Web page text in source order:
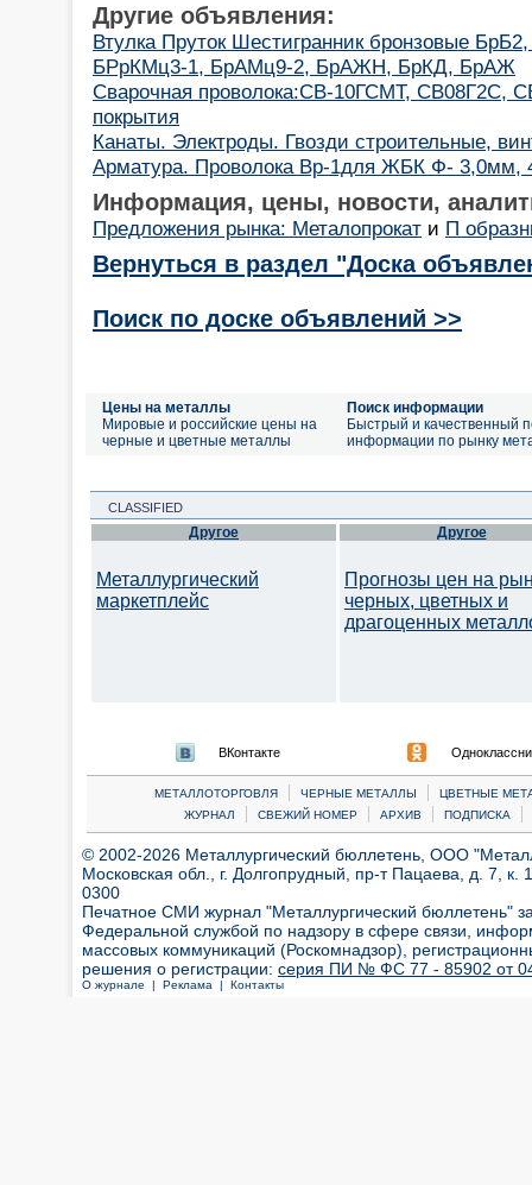
Другие объявления:
Втулка Пруток Шестигранник бронзовые
БРрКМц3-1, БрАМц9-2, БрАЖН, БрКД, БрАЖ
Cварочная проволока:СВ-10ГСМТ, СВ08Г2С,
покрытия
Канаты. Электроды. Гвозди строительные,
Арматура. Проволока Вр-1для ЖБК Ф-
Информация, цены, новости,
Предложения рынка: Металопрокат и П
Вернуться в раздел "Доска
Поиск по доске объявлений >>
Цены на металлы
Мировые и российские цены на
черные и цветные металлы
Поиск информации
Быстрый и качественный
информации по рынку
CLASSIFIED
Другое
Металлургический
маркетплейс
Другое
Прогнозы цен на
черных, цветных и
драгоценных
ВКонтакте
МЕТАЛЛОТОРГОВЛЯ | ЧЕРНЫЕ МЕТАЛЛЫ |
ЦВЕТНЫЕ
ЖУРНАЛ
| СВЕЖИЙ НОМЕР | АРХИВ | ПОДПИСКА |
© 2002-2026 Металлургический бюллетень, ООО
Московская обл., г. Долгопрудный, пр-т Пацаева, д. 7,
0300
Печатное СМИ журнал "Металлургический бюллетень"
Федеральной службой по надзору в сфере связи,
массовых коммуникаций (Роскомнадзор),
решения о регистрации: серия ПИ № ФС 77 - 85902 от 04
О журнале | Реклама | Контакты